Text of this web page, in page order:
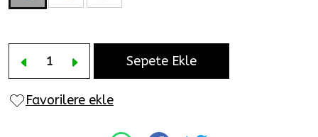
Sepete Ekle
Favorilere ekle